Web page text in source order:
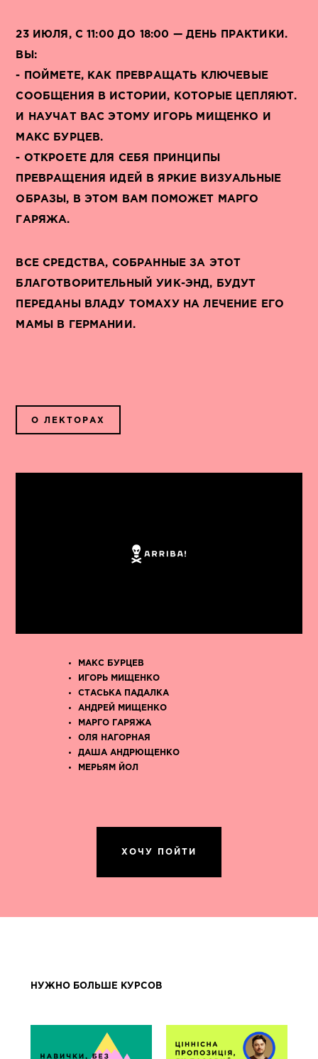
23 ИЮЛЯ, С 11:00 ДО 18:00 — ДЕНЬ ПРАКТИКИ.
ВЫ:
- ПОЙМЕТЕ, КАК ПРЕВРАЩАТЬ КЛЮЧЕВЫЕ
СООБЩЕНИЯ В ИСТОРИИ, КОТОРЫЕ ЦЕПЛЯЮТ.
И НАУЧАТ ВАС ЭТОМУ ИГОРЬ МИЩЕНКО И
МАКС БУРЦЕВ.
- ОТКРОЕТЕ ДЛЯ СЕБЯ ПРИНЦИПЫ
ПРЕВРАЩЕНИЯ ИДЕЙ В ЯРКИЕ ВИЗУАЛЬНЫЕ
ОБРАЗЫ, В ЭТОМ ВАМ ПОМОЖЕТ МАРГО
ГАРЯЖА.
ВСЕ СРЕДСТВА, СОБРАННЫЕ ЗА ЭТОТ
БЛАГОТВОРИТЕЛЬНЫЙ УИК-ЭНД, БУДУТ
ПЕРЕДАНЫ ВЛАДУ ТОМАХУ НА ЛЕЧЕНИЕ ЕГО
МАМЫ В ГЕРМАНИИ.
О ЛЕКТОРАХ
МАКС БУРЦЕВ
ИГОРЬ МИЩЕНКО
СТАСЬКА ПАДАЛКА
АНДРЕЙ МИЩЕНКО
МАРГО ГАРЯЖА
ОЛЯ НАГОРНАЯ
ДАША АНДРЮЩЕНКО
МЕРЬЯМ ЙОЛ
ХОЧУ ПОЙТИ
НУЖНО БОЛЬШЕ КУРСОВ